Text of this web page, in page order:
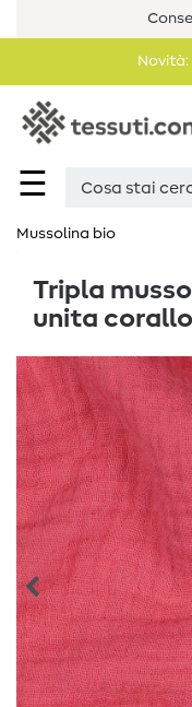
Novità:
☰
Mussolina bio
Tripla
unita corallo